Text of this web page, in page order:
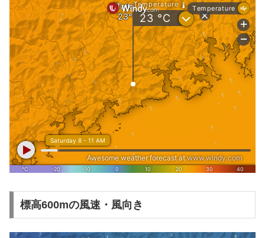
標高600mの風速・風向き